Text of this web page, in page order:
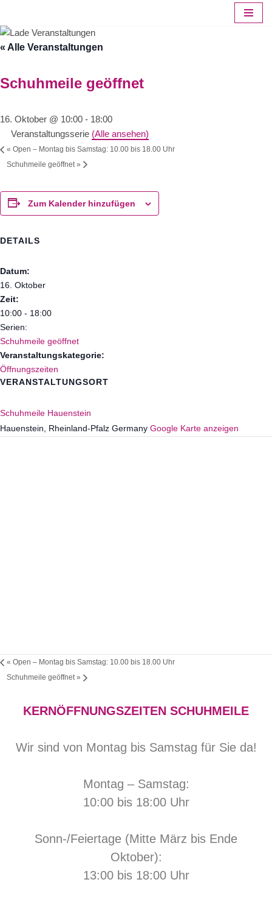
Zum
Inhalt
« Alle Veranstaltungen
Schuhmeile geöffnet
16. Oktober @ 10:00 - 18:00
Veranstaltungsserie (Alle ansehen)
« Open – Montag bis Samstag: 10.00 bis 18.00 Uhr
Schuhmeile geöffnet »
Zum Kalender hinzufügen
DETAILS
Datum:
16. Oktober
Zeit:
10:00 - 18:00
Serien:
Schuhmeile geöffnet
Veranstaltungskategorie:
Öffnungszeiten
VERANSTALTUNGSORT
Schuhmeile Hauenstein
Hauenstein
Rheinland-Pfalz Germany Google Karte anzeigen
« Open – Montag bis Samstag: 10.00 bis 18.00 Uhr
Schuhmeile geöffnet»
KERNÖFFNUNGSZEITEN SCHUHMEILE
Wir sind von Montag bis Samstag für Sie da!
Montag – Samstag:
10:00 bis 18:00 Uhr
Sonn-/Feiertage (Mitte März bis Ende
Oktober):
13:00 bis 18:00 Uhr